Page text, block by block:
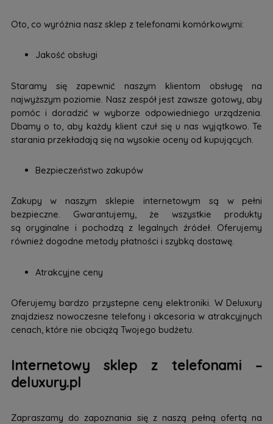
Oto, co wyróżnia nasz sklep z telefonami komórkowymi:
Jakość obsługi
Staramy się zapewnić naszym klientom obsługę na
najwyższym poziomie. Nasz zespół jest zawsze gotowy, aby
pomóc i doradzić w wyborze odpowiedniego urządzenia.
Dbamy o to, aby każdy klient czuł się u nas wyjątkowo. Te
starania przekładają się na wysokie oceny od kupujących.
Bezpieczeństwo zakupów
Zakupy w naszym sklepie internetowym są w pełni
bezpieczne. Gwarantujemy, że wszystkie produkty
są oryginalne i pochodzą z legalnych źródeł. Oferujemy
również dogodne metody płatności i szybką dostawę.
Atrakcyjne ceny
Oferujemy bardzo przystepne ceny elektroniki. W Deluxury
znajdziesz nowoczesne telefony i akcesoria w atrakcyjnych
cenach, które nie obciążą Twojego budżetu.
Internetowy sklep z telefonami –
deluxury.pl
Zapraszamy do zapoznania się z naszą pełną ofertą na